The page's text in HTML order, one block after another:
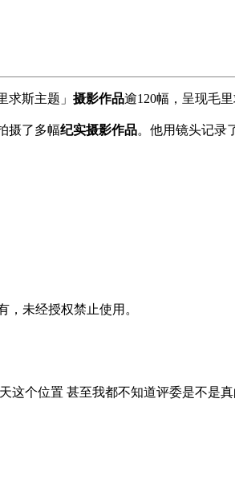
求斯主题」 摄影作品逾120幅，呈现毛
摄了多幅纪实摄影作品。他用镜头记录
，未经授权禁止使用。
这个位置 甚至我都不知道评委是不是